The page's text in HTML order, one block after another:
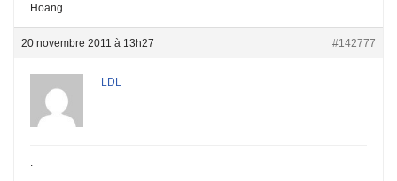
Hoang
20 novembre 2011 à 13h27 #142777
LDL